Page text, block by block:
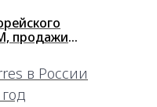
продажи
в России